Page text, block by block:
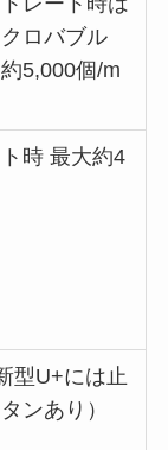
ロバブル
5,000個/m
ト時 最大約4
型U+には止
ンあり）